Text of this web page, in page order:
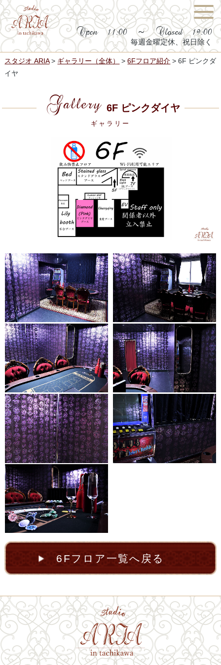
Open 11:00 ～ Closed 19:00
毎週金曜定休、祝日除く
スタジオ ARIA> ギャラリー（全体） >6Fフロア紹介 >6F ピンクダ
イヤ
Gallery 6F ピンクダイヤ
ギャラリー
6Fフロア一覧へ戻る